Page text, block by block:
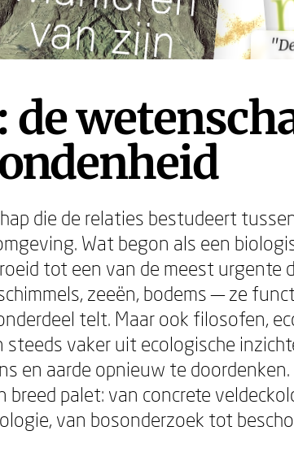
de
die de relaties bestudeert
Wat begon als een
tot een van de meest urgente
zeeën, bodems — ze
telt. Maar ook filosofen,
vaker uit ecologische
en aarde opnieuw te doordenken.
breed palet: van concrete
van bosonderzoek tot